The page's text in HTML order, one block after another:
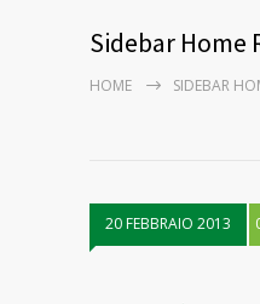
Sidebar Home
HOME SIDEBAR
20 FEBBRAIO 2013